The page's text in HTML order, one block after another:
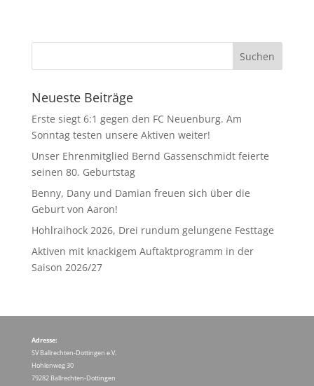
Neueste Beiträge
Erste siegt 6:1 gegen den FC Neuenburg. Am
Sonntag testen unsere Aktiven weiter!
Unser Ehrenmitglied Bernd Gassenschmidt feierte
seinen 80. Geburtstag
Benny, Dany und Damian freuen sich über die
Geburt von Aaron!
Hohlraihock 2026, Drei rundum gelungene Festtage
Aktiven mit knackigem Auftaktprogramm in der
Saison 2026/27
Adresse:
SV Ballrechten-Dottingen e.V.
Hohlenweg 30
79282 Ballrechten-Dottingen